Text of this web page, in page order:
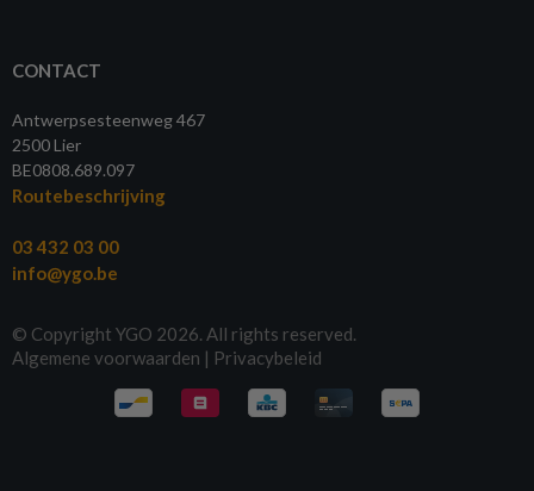
CONTACT
Antwerpsesteenweg 467
2500 Lier
BE0808.689.097
Routebeschrijving
03 432 03 00
info@ygo.be
© Copyright YGO 2026. All rights reserved.
Algemene voorwaarden | Privacybeleid